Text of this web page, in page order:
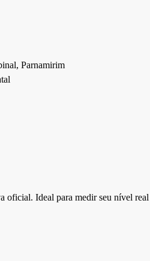
Parnamirim
oficial. Ideal para medir seu nível